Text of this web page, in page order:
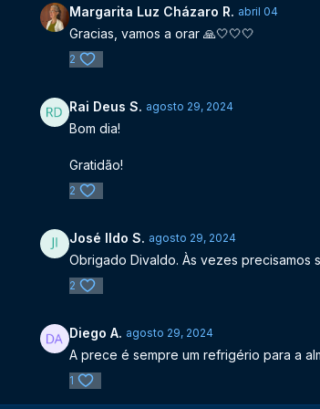
Margarita Luz Cházaro R. abril 04
Gracias, vamos a orar 🙏🤍🤍🤍
2
Rai Deus S. agosto 29, 2024
Bom dia!
Gratidão!
2
José Ildo S. agosto 29, 2024
Obrigado Divaldo. Às vezes precisamos
2
Diego A. agosto 29, 2024
A prece é sempre um refrigério para a
1